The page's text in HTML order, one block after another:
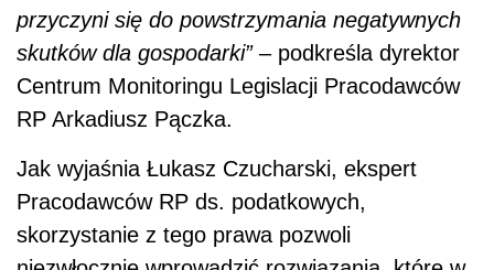
przyczyni się do powstrzymania negatywnych
skutków dla gospodarki”– podkreśla dyrektor
Centrum Monitoringu Legislacji Pracodawców
RP Arkadiusz Pączka.
Jak wyjaśnia Łukasz Czucharski, ekspert
Pracodawców RP ds. podatkowych,
skorzystanie z tego prawa pozwoli